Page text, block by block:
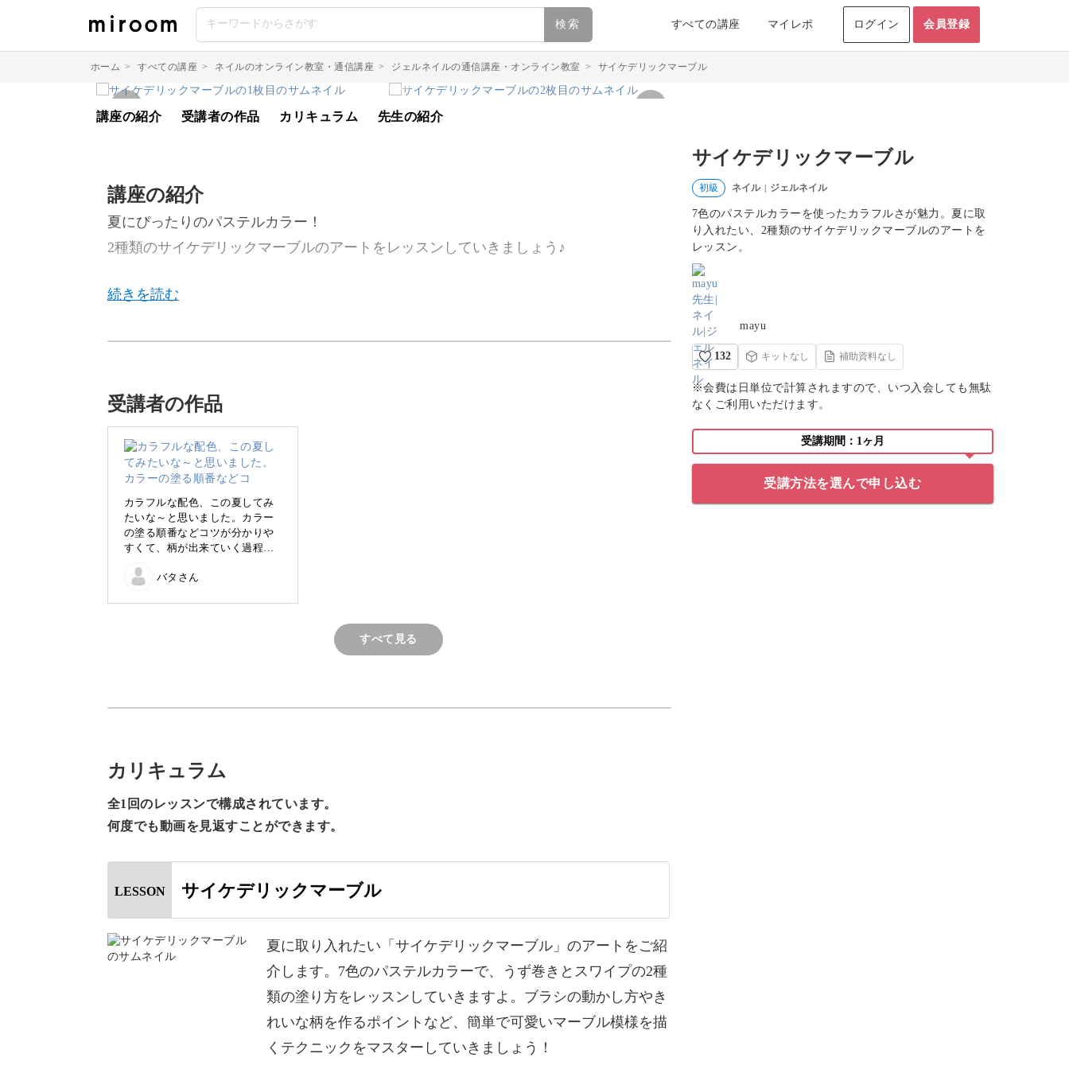
検索 すべての講座 マイレポ ログイン 会員登録
ホーム > すべての講座 > ネイルのオンライン教室・通信講座 > ジェルネイルの通信講座・オンライン教室 > サイケデリックマーブル
サイケデリックマーブル
初級 ネイル | ジェルネイル
7色のパステルカラーを使ったカラフルさが魅力。夏に取
り入れたい、2種類のサイケデリックマーブルのアートを
レッスン。
mayu
132 キットなし 補助資料なし
※会費は日単位で計算されますので、いつ入会しても無駄
なくご利用いただけます。
受講期間：1ヶ月
受講方法を選んで申し込む
講座の紹介 受講者の作品 カリキュラム 先生の紹介
講座の紹介
夏にぴったりのパステルカラー！
2種類のサイケデリックマーブルのアートをレッスンしていきましょう♪
普段はベーシックなデザインが好きな方でも、夏になると明るい派手めのお爪にしたい
方は多いのではないでしょうか。
今回のサイケデリックマーブルは、7色のパステルカラーを使ったカラフルさが魅力。
うず巻きとスワイプの2種類の塗り方をレッスンしていきますよ。
ブラシの動かし方やきれいな柄を作るポイントなど、簡単で可愛いマーブル模様を描く
テクニックをマスターしていきましょう！
◆スワイプを描くブラシワークのコツ
◆ホログラムを使うときのポイント
使用するジェルの選び方やブラシの使い分けなど、細かいポイントもしっかりおさえて
レッスンしていきます。
デザインのイメージを決定づける色の使い方や配置する位置など、おしゃれなアートに
仕上げるためのポイントも詳しくレクチャー。
受講者の作品
カラフルな配色、この夏してみ
たいな～と思いました。カラー
の塗る順番などコツが分かりや
すくて、柄が出来ていく過程が
練習して、自爪につけてみま
バタさん
すべて見る
カリキュラム
全1回のレッスンで構成されています。
何度でも動画を見返すことができます。
LESSON サイケデリックマーブル
夏に取り入れたい「サイケデリックマーブル」のアートをご紹
介します。7色のパステルカラーで、うず巻きとスワイプの2種
類の塗り方をレッスンしていきますよ。ブラシの動かし方やき
れいな柄を作るポイントなど、簡単で可愛いマーブル模様を描
くテクニックをマスターしていきましょう！